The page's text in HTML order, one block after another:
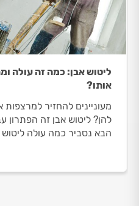
ליטוש אבן: כמה זה עולה
אותו?
מעוניינים להחזיר
להן? ליטוש אבן זה הפתרון
הבא נסביר כמה עולה ליטוש